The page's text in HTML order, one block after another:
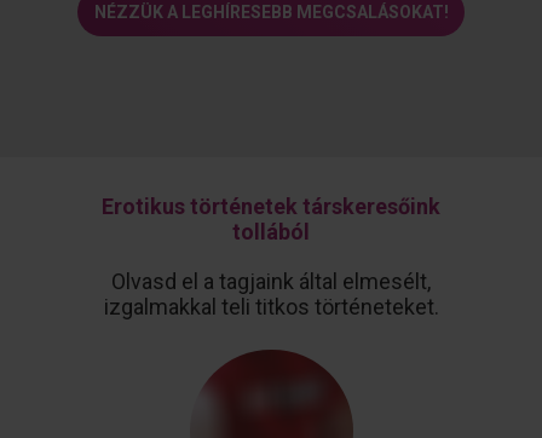
NÉZZÜK A LEGHÍRESEBB MEGCSALÁSOKAT!
Erotikus történetek társkeresőink
tollából
Olvasd el a tagjaink által elmesélt,
izgalmakkal teli titkos történeteket.